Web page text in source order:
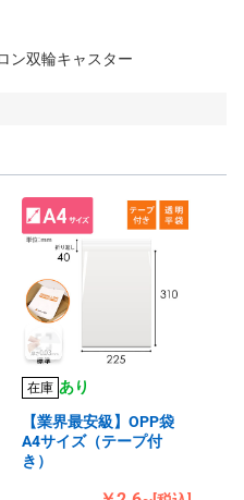
ン双輪キャスター
在庫 あり
【業界最安級】OPP袋
A4サイズ（テープ付
き）